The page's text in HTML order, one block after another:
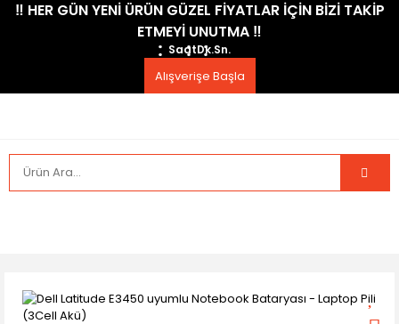
​‼️​ HER GÜN YENİ ÜRÜN GÜZEL FİYATLAR İÇİN BİZİ TAKİP
ETMEYİ UNUTMA ​‼️​
SaatDk.Sn.
Alışverişe Başla